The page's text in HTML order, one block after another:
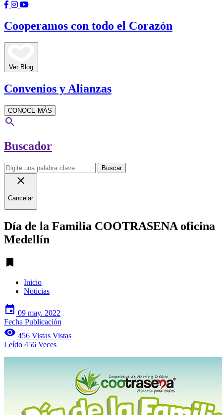
Cooperamos con todo el Corazón
Ver Blog
Convenios y Alianzas
CONOCE MÁS
search
Buscador
Buscar
close
Cancelar
Día de la Familia COOTRASENA oficina
Medellín
turned_in
Inicio
Noticias
event 09 may. 2022
Fecha Publicación
visibility 456 Vistas Vistas
Leído 456 Veces